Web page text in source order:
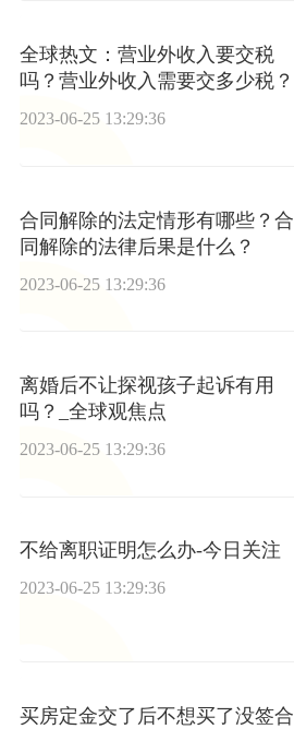
全球热文：营业外收入要交税
吗？营业外收入需要交多少税？
2023-06-25 13:29:36
合同解除的法定情形有哪些？合
同解除的法律后果是什么？
2023-06-25 13:29:36
离婚后不让探视孩子起诉有用
吗？_全球观焦点
2023-06-25 13:29:36
不给离职证明怎么办-今日关注
2023-06-25 13:29:36
买房定金交了后不想买了没签合